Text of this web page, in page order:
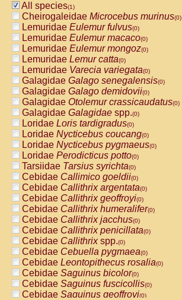
All species(1)
Cheirogaleidae Microcebus murinus(0)
Lemuridae Eulemur fulvus(0)
Lemuridae Eulemur macaco(0)
Lemuridae Eulemur mongoz(0)
Lemuridae Lemur catta(0)
Lemuridae Varecia variegata(0)
Galagidae Galago senegalensis(0)
Galagidae Galago demidovii(0)
Galagidae Otolemur crassicaudatus(0)
Galagidae Galagidae spp.(0)
Loridae Loris tardigradus(0)
Loridae Nycticebus coucang(0)
Loridae Nycticebus pygmaeus(0)
Loridae Perodicticus potto(0)
Tarsiidae Tarsius syrichta(0)
Cebidae Callimico goeldii(0)
Cebidae Callithrix argentata(0)
Cebidae Callithrix geoffroyi(0)
Cebidae Callithrix humeralifer(0)
Cebidae Callithrix jacchus(0)
Cebidae Callithrix penicillata(0)
Cebidae Callithrixspp.(0)
Cebidae Cebuella pygmaea(0)
Cebidae Leontopithecus rosalia(0)
Cebidae Saguinus bicolor(0)
Cebidae Saguinus fuscicollis(0)
Cebidae Saguinus geoffroyi(0)